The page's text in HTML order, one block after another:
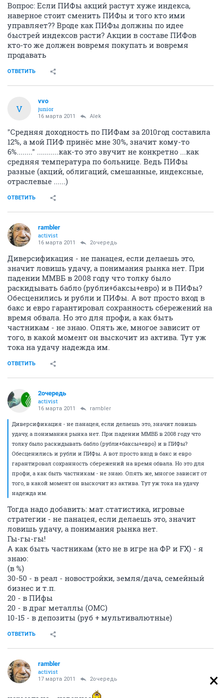
Вопрос: Если ПИФы акций растут хуже индекса,
наверное стоит сменить ПИФы и того кто ими
управляет?? Вроде как ПИФы должны по идее
быстрей индексов расти? Акции в составе ПИФов
кто-то же должен вовремя покупать и вовремя
продавать
ОТВЕТИТЬ
V
vvo
junior
16 марта 2011 Alеk
"Средняя доходность по ПИФам за 2010год составила
12%, а мой ПИФ принёс мне 30%, значит кому-то
6%........" ...........как-то это звучит не конкретно ...как
средняя температура по больнице. Ведь ПИФы
разные (акций, облигаций, смешанные, индексные,
отраслевые ......)
ОТВЕТИТЬ
rambler
activist
16 марта 2011 2очередь
Диверсификация - не панацея, если делаешь это,
значит ловишь удачу, а понимания рынка нет. При
падении ММВБ в 2008 году что толку было
раскидывать бабло (рубли+баксы+евро) и в ПИФы?
Обесценились и рубли и ПИФы. А вот просто вход в
бакс и евро гарантировал сохранность сбережений на
время обвала. Но это для профи, а как быть
частникам - не знаю. Опять же, многое зависит от
того, в какой момент он выскочит из актива. Тут уж
тока на удачу надежда им.
ОТВЕТИТЬ
2очередь
activist
16 марта 2011 rambler
Диверсификация - не панацея, если делаешь это, значит ловишь
удачу, а понимания рынка нет. При падении ММВБ в 2008 году что
толку было раскидывать бабло (рубли+баксы+евро) и в ПИФы?
Обесценились и рубли и ПИФы. А вот просто вход в бакс и евро
гарантировал сохранность сбережений на время обвала. Но это для
профи, а как быть частникам - не знаю. Опять же, многое зависит от
того, в какой момент он выскочит из актива. Тут уж тока на удачу
надежда им.
Тогда надо добавить: мат.статистика, игровые
стратегии - не панацея, если делаешь это, значит
ловишь удачу, а понимания рынка нет.
Гы-гы-гы!
А как быть частникам (кто не в игре на ФР и FX) - я
знаю:
(в %)
30-50 - в реал - новостройки, земля/дача, семейный
бизнес и т.п.
20 - в ПИфы
20 - в драг металлы (ОМС)
10-15 - в депозиты (руб + мультивалютные)
ОТВЕТИТЬ
rambler
activist
17 марта 2011 2очередь